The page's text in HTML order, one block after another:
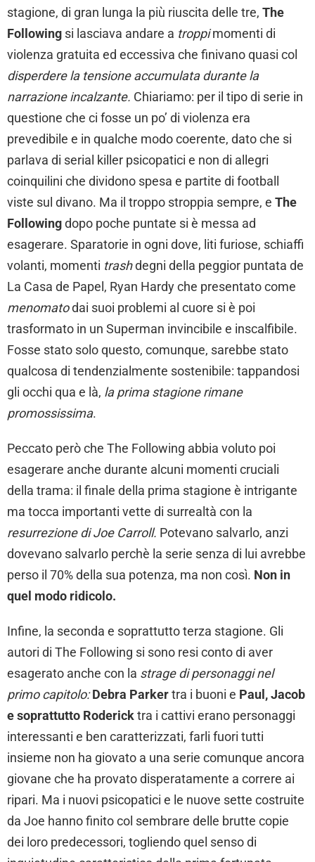
stagione, di gran lunga la più riuscita delle tre, The
Following si lasciava andare a troppimomenti di
violenza gratuita ed eccessiva che finivano quasi col
disperdere la tensione accumulata durante la
narrazione incalzante. Chiariamo: per il tipo di serie in
questione che ci fosse un po’ di violenza era
prevedibile e in qualche modo coerente, dato che si
parlava di serial killer psicopatici e non di allegri
coinquilini che dividono spesa e partite di football
viste sul divano. Ma il troppo stroppia sempre, e The
Followingdopo poche puntate si è messa ad
esagerare. Sparatorie in ogni dove, liti furiose, schiaffi
volanti, momenti trashdegni della peggior puntata de
La Casa de Papel, Ryan Hardy che presentato come
menomatodai suoi problemi al cuore si è poi
trasformato in un Superman invincibile e inscalfibile.
Fosse stato solo questo, comunque, sarebbe stato
qualcosa di tendenzialmente sostenibile: tappandosi
gli occhi qua e là, la prima stagione rimane
promossissima.
Peccato però che The Following abbia voluto poi
esagerare anche durante alcuni momenti cruciali
della trama: il finale della prima stagione è intrigante
ma tocca importanti vette di surrealtà con la
resurrezione di Joe Carroll. Potevano salvarlo, anzi
dovevano salvarlo perchè la serie senza di lui avrebbe
perso il 70% della sua potenza, ma non così. Non in
quel modo ridicolo.
Infine, la seconda e soprattutto terza stagione. Gli
autori di The Following si sono resi conto di aver
esagerato anche con la strage di personaggi nel
primo capitolo:Debra Parkertra i buoni e Paul, Jacob
e soprattutto Rodericktra i cattivi erano personaggi
interessanti e ben caratterizzati, farli fuori tutti
insieme non ha giovato a una serie comunque ancora
giovane che ha provato disperatamente a correre ai
ripari. Ma i nuovi psicopatici e le nuove sette costruite
da Joe hanno finito col sembrare delle brutte copie
dei loro predecessori, togliendo quel senso di